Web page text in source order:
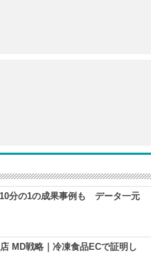
分の1の成果事例も データ一元
MD戦略｜冷凍食品ECで証明し